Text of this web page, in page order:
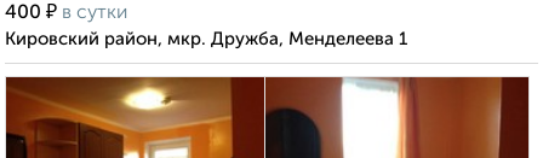
400 ₽ в сутки
Кировский район, мкр. Дружба, Менделеева 1